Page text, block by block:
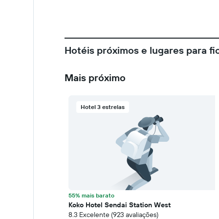
Hotéis próximos e lugares para
Mais próximo
Hotel 3 estrelas
55% mais barato
Koko Hotel Sendai Station West
8.3 Excelente (923 avaliações)